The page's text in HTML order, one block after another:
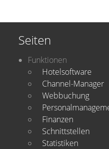
Seiten
Funktionen
Hotelsoftware
Channel-Manager
Webbuchung
Finanzen
Schnittstellen
Statistiken